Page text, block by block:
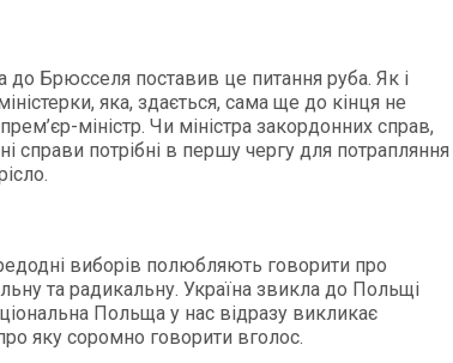
до Брюсселя поставив це питання руба. Як і
яка, здається, сама ще до кінця не
міністр. Чи міністра закордонних справ,
справи потрібні в першу чергу для потрапляння
виборів полюбляють говорити про
та радикальну. Україна звикла до Польщі
Польща у нас відразу викликає
яку соромно говорити вголос.